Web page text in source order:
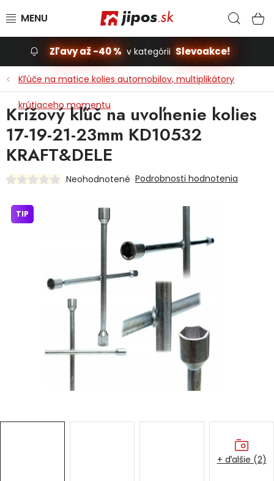
Slevoakce
Stavba, dom
Dielňa
Príslušenstvo pre automobily
Vybavenie a hračky pre deti
Ochranné pracovné pomôcky
Fotovoltaika
Zľavy až -40 % v kategórii Slevoakce!
Kľúče na matice kolies automobilov, multiplikátory
krútiaceho momentu
Krížový kľúč na uvoľnenie kolies
17-19-21-23mm KD10532
KRAFT&DELE
Neohodnotené Podrobnosti hodnotenia
TIP
+ ďalšie (2)